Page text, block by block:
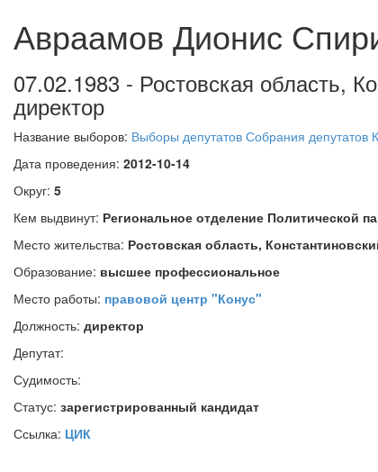
Авраамов Дионис
07.02.1983 - Ростовская область,
директор
Название выборов: Выборы депутатов Собрания депутатов
Дата проведения: 2012-10-14
Округ: 5
Кем выдвинут: Региональное отделение
Место жительства: Ростовская область,
Образование: высшее профессиональное
Место работы: правовой центр "Конус"
Должность: директор
Депутат:
Судимость:
Статус: зарегистрированный кандидат
Ссылка: ЦИК